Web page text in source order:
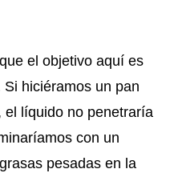
el objetivo aquí es
hiciéramos un pan
el líquido no penetraría
con un
pesadas en la